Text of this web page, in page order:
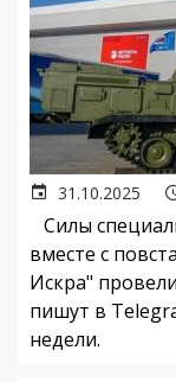
31.10.2025
Силы
вместе с
Искра"
пишут в
недели.